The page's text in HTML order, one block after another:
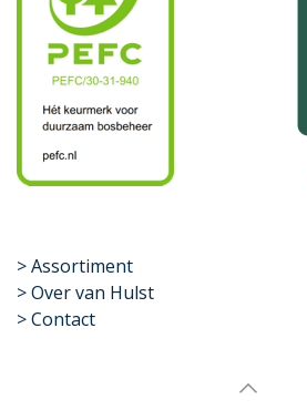
​>Assortiment
> Over van Hulst
> Contact